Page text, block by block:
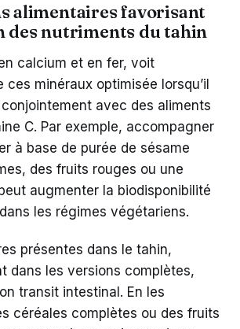
alimentaires favorisant
des nutriments du tahin
calcium et en fer, voit
ces minéraux optimisée lorsqu’il
avec des aliments
C. Par exemple, accompagner
à base de purée de sésame
des fruits rouges ou une
augmenter la biodisponibilité
les régimes végétariens.
présentes dans le tahin,
dans les versions complètes,
transit intestinal. En les
céréales complètes ou des fruits